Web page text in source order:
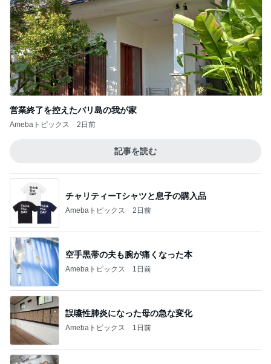
営業終了を控えたバリ島の我が家
Amebaトピックス 2日前
記事を読む
チャリティーTシャツと息子の購入品
Amebaトピックス 2日前
空手黒帯の夫も腕が痛くなった本
Amebaトピックス 1日前
誤嚥性肺炎になった母の急な変化
Amebaトピックス 1日前